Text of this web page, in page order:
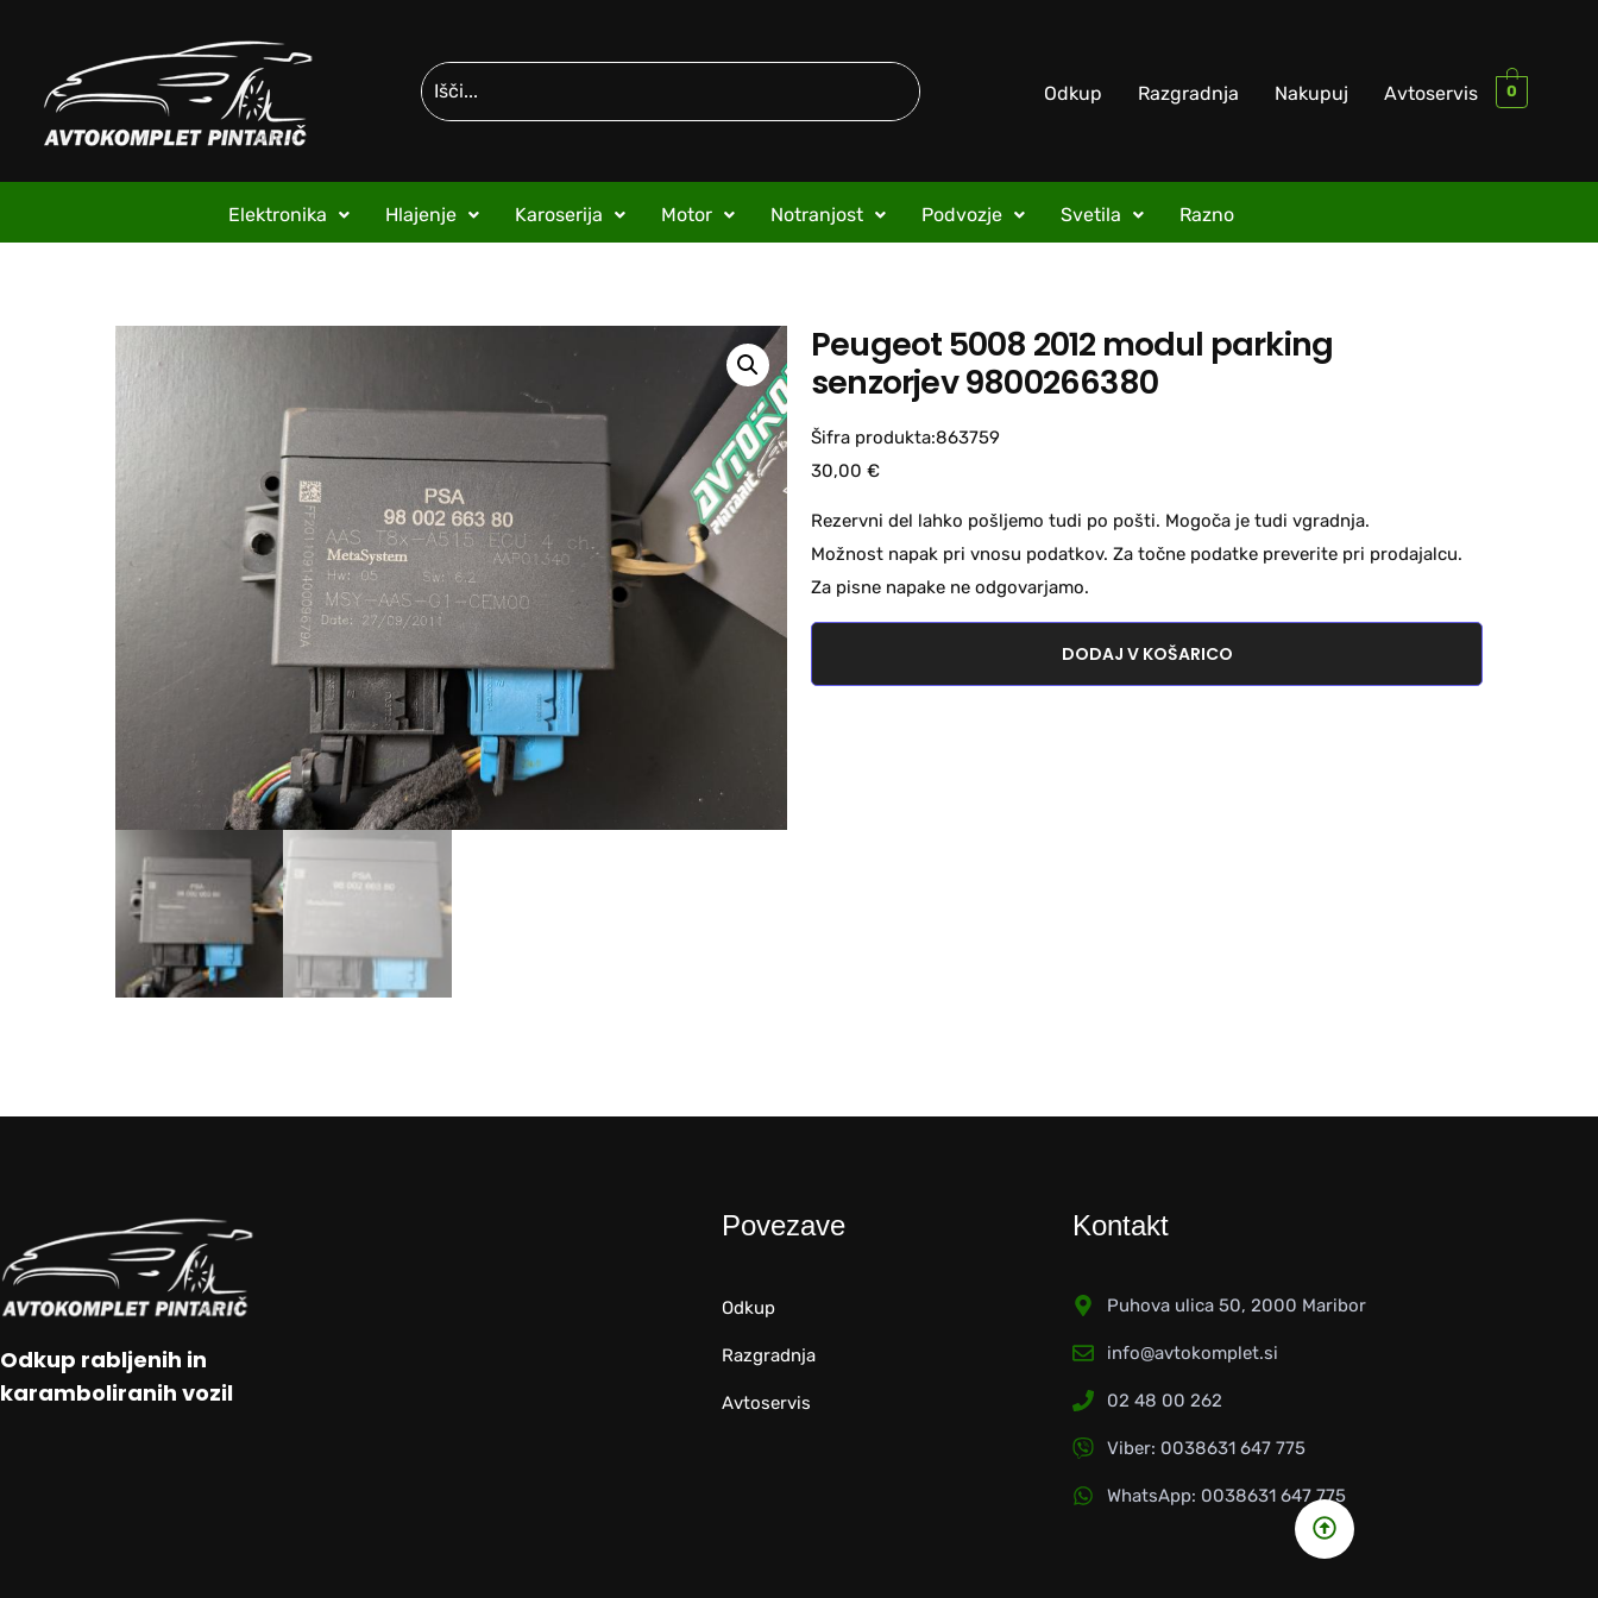
Odkup Razgradnja Nakupuj Avtoservis 0
Elektronika Hlajenje Karoserija Motor Notranjost Podvozje Svetila Razno
Peugeot 5008 2012 modul parking
senzorjev 9800266380
Šifra produkta:863759
30,00 €
Rezervni del lahko pošljemo tudi po pošti. Mogoča je tudi vgradnja.
Možnost napak pri vnosu podatkov. Za točne podatke preverite pri prodajalcu.
Za pisne napake ne odgovarjamo.
DODAJ V KOŠARICO
Odkup rabljenih in
karamboliranih vozil
Povezave
Odkup
Razgradnja
Avtoservis
Kontakt
Puhova ulica 50, 2000 Maribor
info@avtokomplet.si
02 48 00 262
Viber: 0038631 647 775
WhatsApp: 0038631 647 775